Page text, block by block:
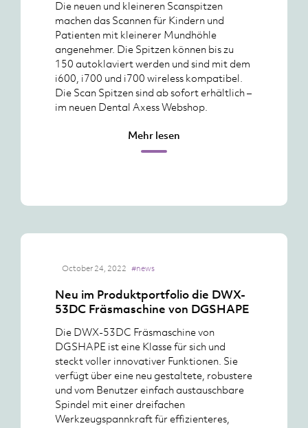
Die neuen und kleineren Scanspitzen
machen das Scannen für Kindern und
Patienten mit kleinerer Mundhöhle
angenehmer. Die Spitzen können bis zu
150 autoklaviert werden und sind mit dem
i600, i700 und i700 wireless kompatibel.
Die Scan Spitzen sind ab sofort erhältlich –
im neuen Dental Axess Webshop.
Mehr lesen
October 24, 2022 #news
Neu im Produktportfolio die DWX-
53DC Fräsmaschine von DGSHAPE
Die DWX-53DC Fräsmaschine von
DGSHAPE ist eine Klasse für sich und
steckt voller innovativer Funktionen. Sie
verfügt über eine neu gestaltete, robustere
und vom Benutzer einfach austauschbare
Spindel mit einer dreifachen
Werkzeugspannkraft für effizienteres,